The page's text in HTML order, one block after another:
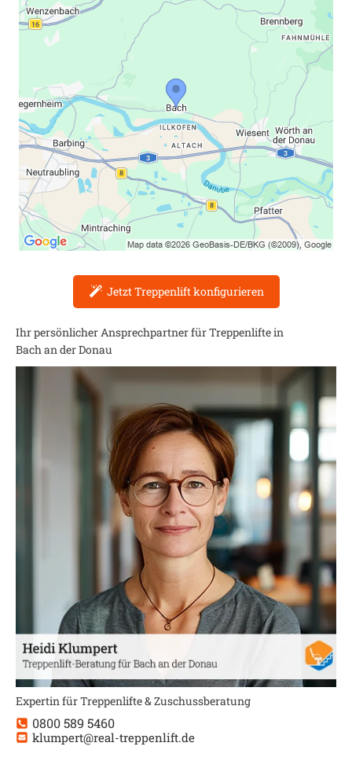
Jetzt Treppenlift konfigurieren
Ihr persönlicher Ansprechpartner für Treppenlifte in
Bach an der Donau
Expertin für Treppenlifte & Zuschussberatung
0800 589 5460
klumpert@real-treppenlift.de